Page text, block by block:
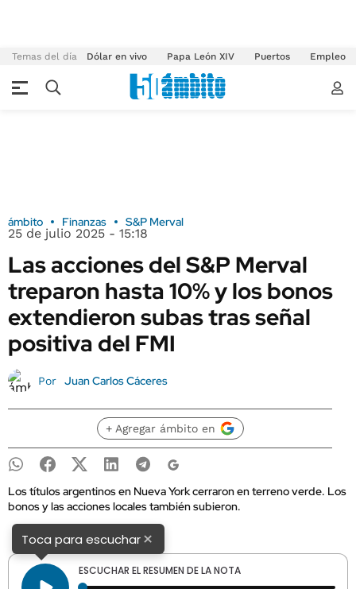
Temas del día Dólar en vivo Papa León XIV Puertos Empleo
ámbito Finanzas S&P Merval
25 de julio 2025 - 15:18
Las acciones del S&P Merval
treparon hasta 10% y los bonos
extendieron subas tras señal
positiva del FMI
Por Juan Carlos Cáceres
+ Agregar ámbito en
Los títulos argentinos en Nueva York cerraron en terreno verde. Los
bonos y las acciones locales también subieron.
Toca para escuchar×
ESCUCHAR EL RESUMEN DE LA NOTA